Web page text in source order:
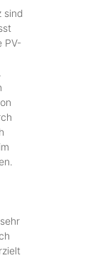
sind
PV-